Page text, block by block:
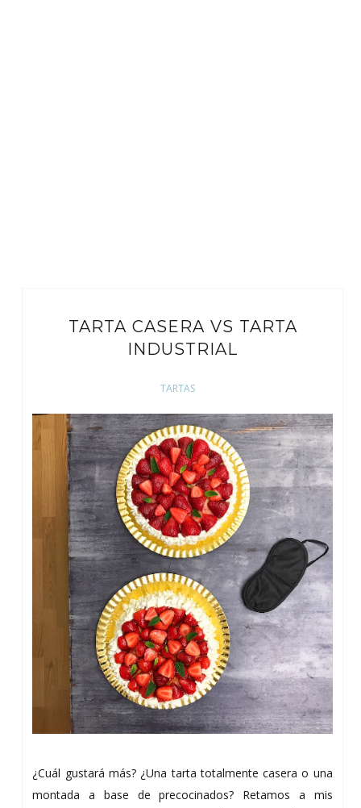
TARTA CASERA VS TARTA
INDUSTRIAL
TARTAS
¿Cuál gustará más? ¿Una tarta totalmente casera o una
montada a base de precocinados? Retamos a mis